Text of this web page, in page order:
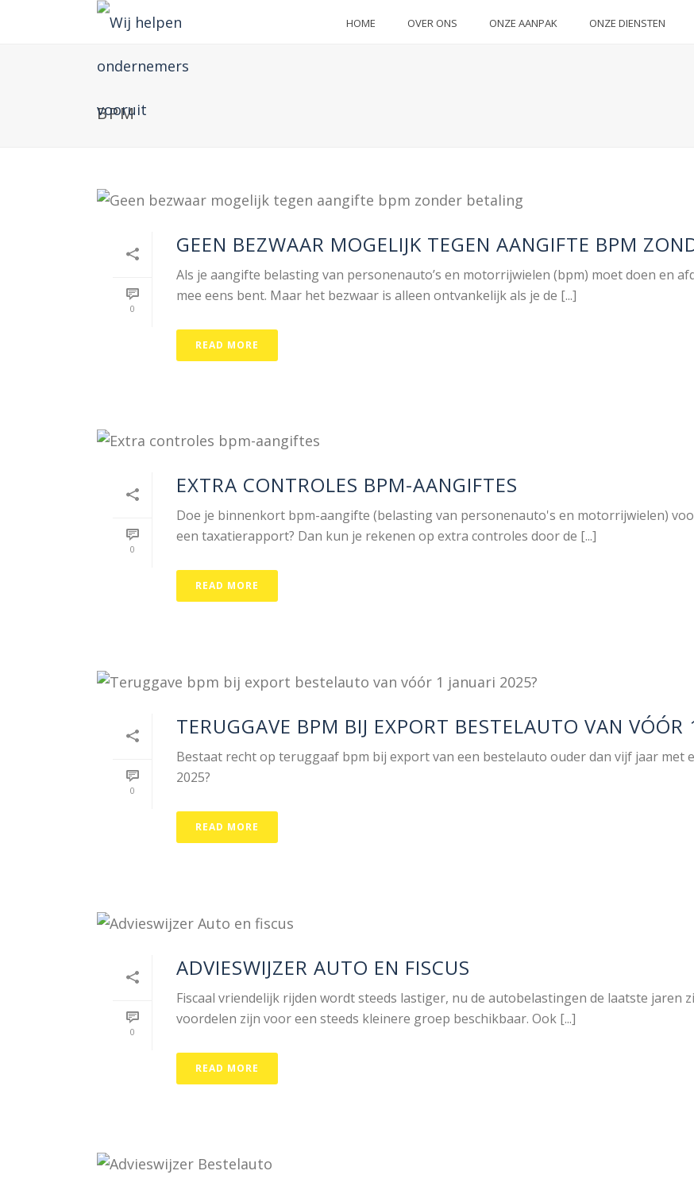
HOME OVER ONS ONZE AANPAK ONZE DIENSTEN
BPM
0
GEEN BEZWAAR MOGELIJK TEGEN AANGIFTE BPM
Als je aangifte belasting van personenauto’s en motorrijwielen (bpm) moet doen en
mee eens bent. Maar het bezwaar is alleen ontvankelijk als je de [...]
READ MORE
0
EXTRA CONTROLES BPM-AANGIFTES
Doe je binnenkort bpm-aangifte (belasting van personenauto's en motorrijwielen)
een taxatierapport? Dan kun je rekenen op extra controles door de [...]
READ MORE
0
TERUGGAVE BPM BIJ EXPORT BESTELAUTO VAN
Bestaat recht op teruggaaf bpm bij export van een bestelauto ouder dan vijf jaar met
2025?
READ MORE
0
ADVIESWIJZER AUTO EN FISCUS
Fiscaal vriendelijk rijden wordt steeds lastiger, nu de autobelastingen de laatste jaren
voordelen zijn voor een steeds kleinere groep beschikbaar. Ook [...]
READ MORE